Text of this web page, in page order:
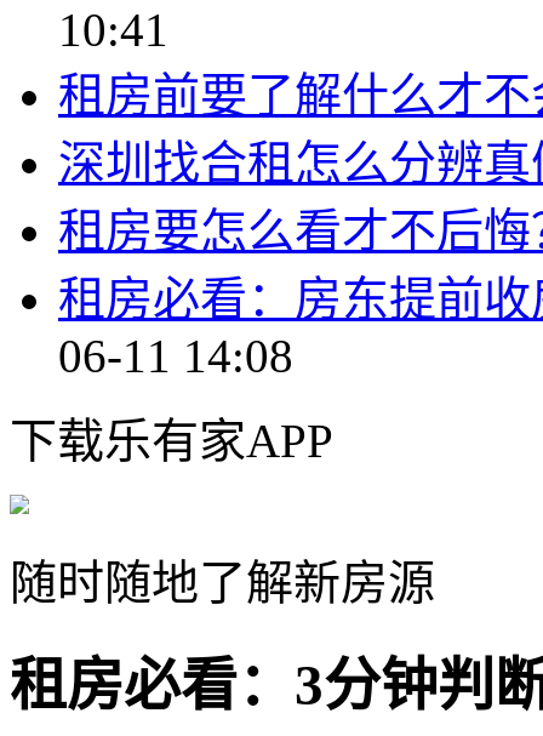
10:41
租房前要了解什么才
深圳找合租怎么分辨
租房要怎么看才不后悔
租房必看：房东提前
06-11 14:08
下载乐有家APP
随时随地了解新房源
租房必看：3分钟判